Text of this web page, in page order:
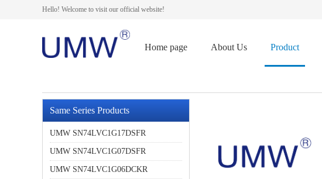
Hello! Welcome to visit our official website!
Home page About Us Product
Same Series Products
UMW SN74LVC1G17DSFR
UMW SN74LVC1G07DSFR
UMW SN74LVC1G06DCKR